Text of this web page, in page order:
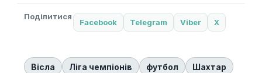
Поділитися
Facebook Telegram Viber X
Вісла Ліга чемпіонів футбол Шахтар